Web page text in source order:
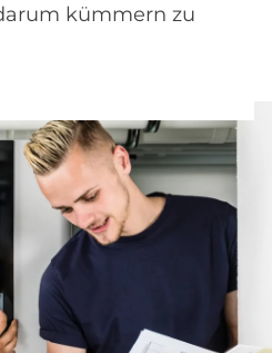
kümmern zu